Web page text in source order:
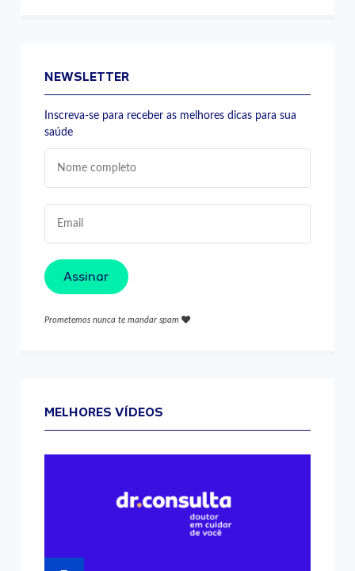
NEWSLETTER
Inscreva-se para receber as melhores dicas para sua
saúde
Assinar
Prometemos nunca te mandar spam
MELHORES VÍDEOS